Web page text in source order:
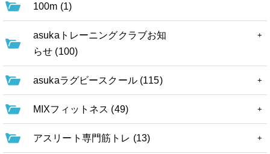
100m (1)
asukaトレーニングクラブお知
らせ (100)
asukaラグビースクール (115)
MIXフィットネス (49)
アスリート専門筋トレ (13)